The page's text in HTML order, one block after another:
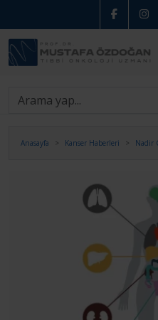
Anasayfa Kanser Haberleri Nadir